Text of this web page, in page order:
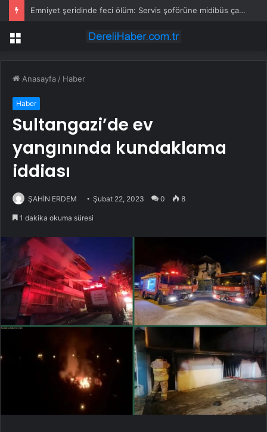
Emniyet şeridinde feci ölüm: Servis şoförüne midibüs çarptı
Menü
Anasayfa / Haber
Haber
Sultangazi’de ev
yangınında kundaklama
iddiası
ŞAHİN ERDEM Şubat 22, 2023 0 8
1 dakika okuma süresi